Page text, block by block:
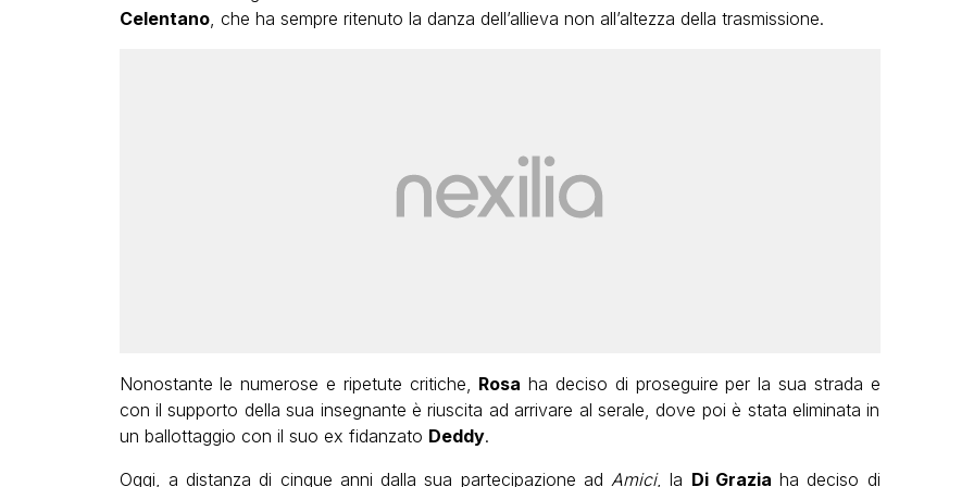
Celentano, che ha sempre ritenuto la danza dell’allieva non all’altezza della trasmissione.
Nonostante le numerose e ripetute critiche, Rosa ha deciso di proseguire per la sua strada e
con il supporto della sua insegnante è riuscita ad arrivare al serale, dove poi è stata eliminata in
un ballottaggio con il suo ex fidanzato Deddy.
Oggi, a distanza di cinque anni dalla sua partecipazione ad Amici, la Di Grazia ha deciso di